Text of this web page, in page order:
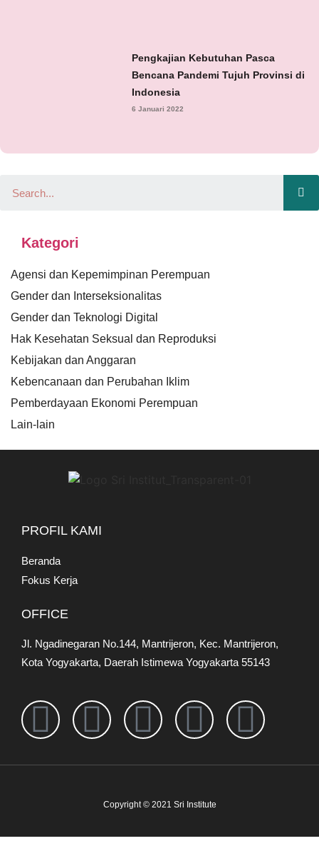
Pengkajian Kebutuhan Pasca
Bencana Pandemi Tujuh Provinsi di
Indonesia
6 Januari 2022
Kategori
Agensi dan Kepemimpinan Perempuan
Gender dan Interseksionalitas
Gender dan Teknologi Digital
Hak Kesehatan Seksual dan Reproduksi
Kebijakan dan Anggaran
Kebencanaan dan Perubahan Iklim
Pemberdayaan Ekonomi Perempuan
Lain-lain
PROFIL KAMI
Beranda
Fokus Kerja
OFFICE
Jl. Ngadinegaran No.144, Mantrijeron, Kec. Mantrijeron,
Kota Yogyakarta, Daerah Istimewa Yogyakarta 55143
Copyright © 2021 Sri Institute